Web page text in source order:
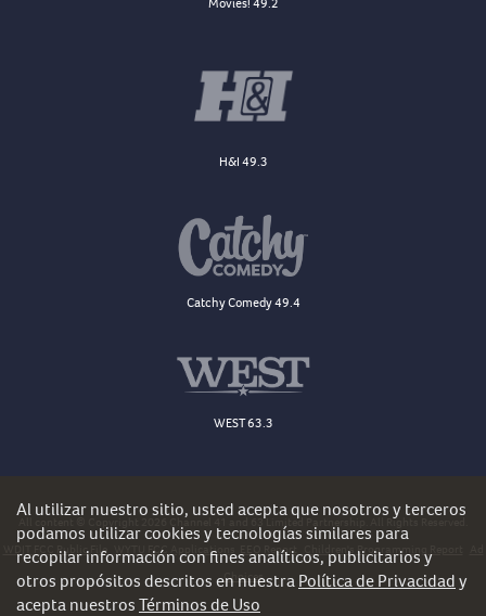
H&I 49.3
Catchy Comedy 49.4
WEST 63.3
All content © Copyright 2026 Channel 41 and 63 Limited Partnership. All Rights Reserved.
WDJT FCC Public File
WYTU FCC Applications EEO Report Children's Programming Report
Choices
Al utilizar nuestro sitio, usted acepta que nosotros y terceros
podamos utilizar cookies y tecnologías similares para
recopilar información con fines analíticos, publicitarios y
otros propósitos descritos en nuestraPolítica de Privacidady
acepta nuestrosTérminos de Uso